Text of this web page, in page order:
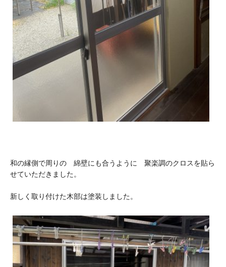
和の縁側で周りの 綿壁にも合うように 聚楽調のクロスを貼ら
せていただきました。
新しく取り付けた木部は塗装しました。